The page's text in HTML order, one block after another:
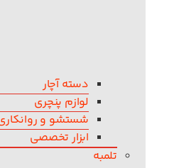
دسته آچار
لوازم پنچری
شستشو و روانکاری
ابزار تخصصی
تلمبه